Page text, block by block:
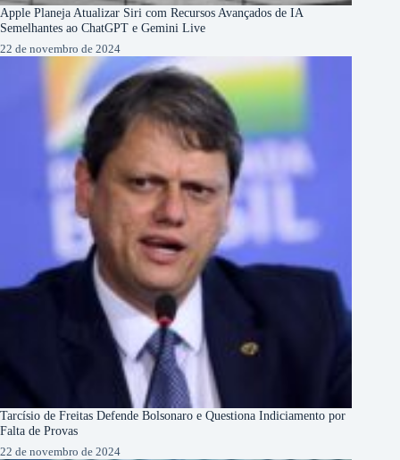
Apple Planeja Atualizar Siri com Recursos Avançados de IA
Semelhantes ao ChatGPT e Gemini Live
22 de novembro de 2024
Tarcísio de Freitas Defende Bolsonaro e Questiona Indiciamento por
Falta de Provas
22 de novembro de 2024